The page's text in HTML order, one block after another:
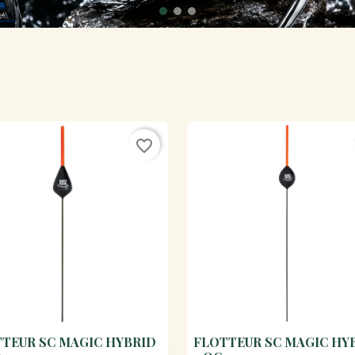
favorite_border
SC MAGIC HYBRID
FLOTTEUR SC MAGIC